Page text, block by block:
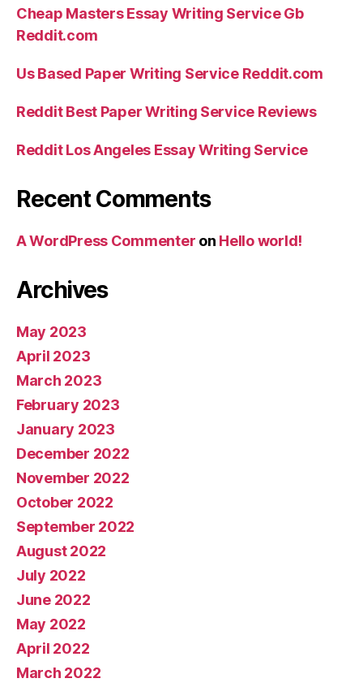
Cheap Masters Essay Writing Service Gb
Reddit.com
Us Based Paper Writing Service Reddit.com
Reddit Best Paper Writing Service Reviews
Reddit Los Angeles Essay Writing Service
Recent Comments
A WordPress Commenter on Hello world!
Archives
May 2023
April 2023
March 2023
February 2023
January 2023
December 2022
November 2022
October 2022
September 2022
August 2022
July 2022
June 2022
May 2022
April 2022
March 2022